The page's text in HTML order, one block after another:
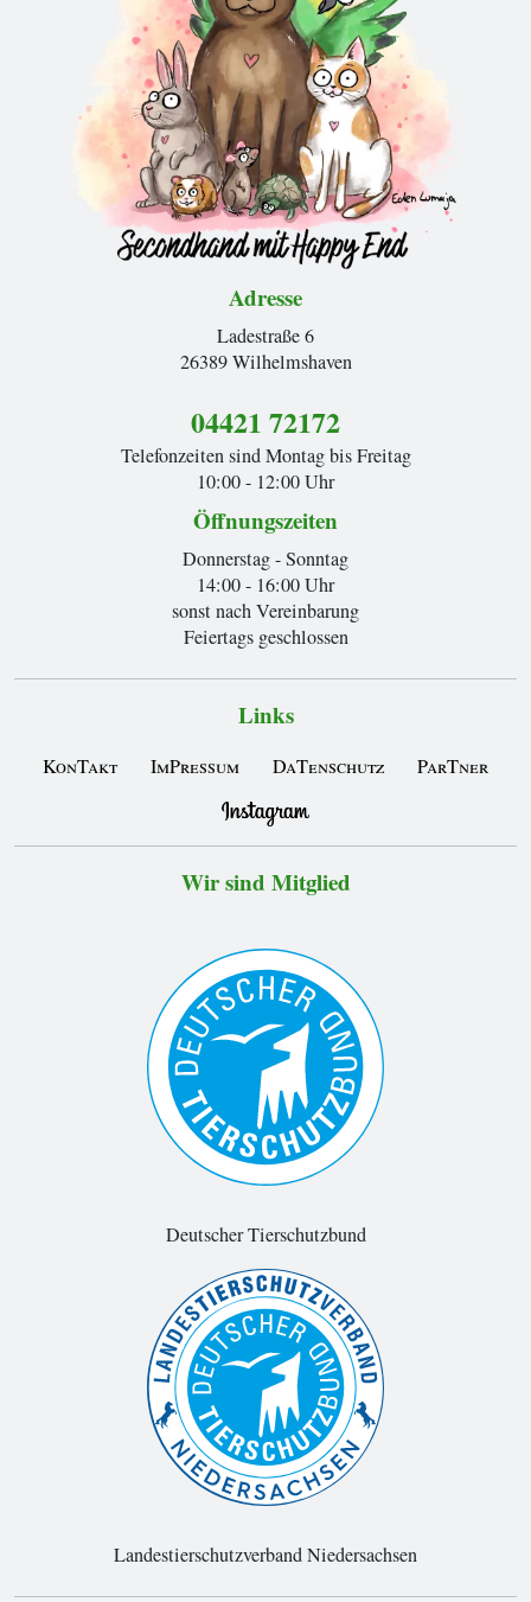
Adresse
Ladestraße 6
26389 Wilhelmshaven
04421 72172
Telefonzeiten sind Montag bis Freitag
10:00 - 12:00 Uhr
Öffnungszeiten
Donnerstag - Sonntag
14:00 - 16:00 Uhr
sonst nach Vereinbarung
Feiertags geschlossen
Links
KonTakt ImPressum DaTenschutz ParTner
Wir sind Mitglied
Deutscher Tierschutzbund
Landestierschutzverband Niedersachsen